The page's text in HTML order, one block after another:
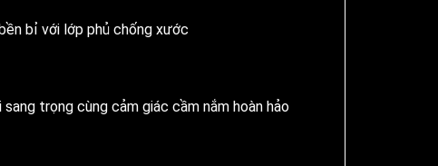
bỉ với lớp phủ chống xước
trọng cùng cảm giác cầm nắm hoàn hảo